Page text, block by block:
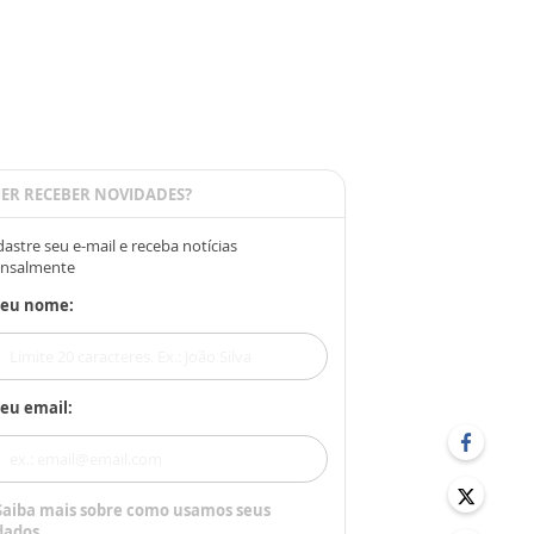
RECEBER NOVIDADES?
seu e-mail e receba notícias
nome:
email:
mais sobre como usamos seus